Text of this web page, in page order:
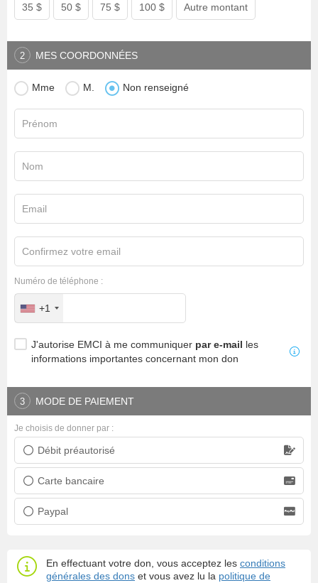
35 $ 50 $ 75 $ 100 $ Autre montant
2 MES COORDONNÉES
Mme M. Non renseigné
Prénom
Nom
Email
Confirmez votre email
Numéro de téléphone :
+1
J'autorise EMCI à me communiquer par e-mail les
informations importantes concernant mon don
3 MODE DE PAIEMENT
Débit préautorisé
Prélèvement bancaire
Carte bancaire
Carte bancaire
Paypal
Paypal
Je choisis de donner par :
En effectuant votre don, vous acceptez les conditions
générales des dons et vous avez lu la politique de